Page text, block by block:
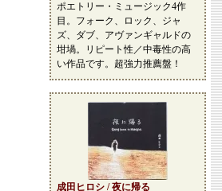
ポエトリー・ミュージック4作
目。フォーク、ロック、ジャ
ズ、ダブ、アヴァンギャルドの
坩堝。リピート性／中毒性の高
い作品です。超強力推薦盤！
成田ヒロシ / 夜に帰る